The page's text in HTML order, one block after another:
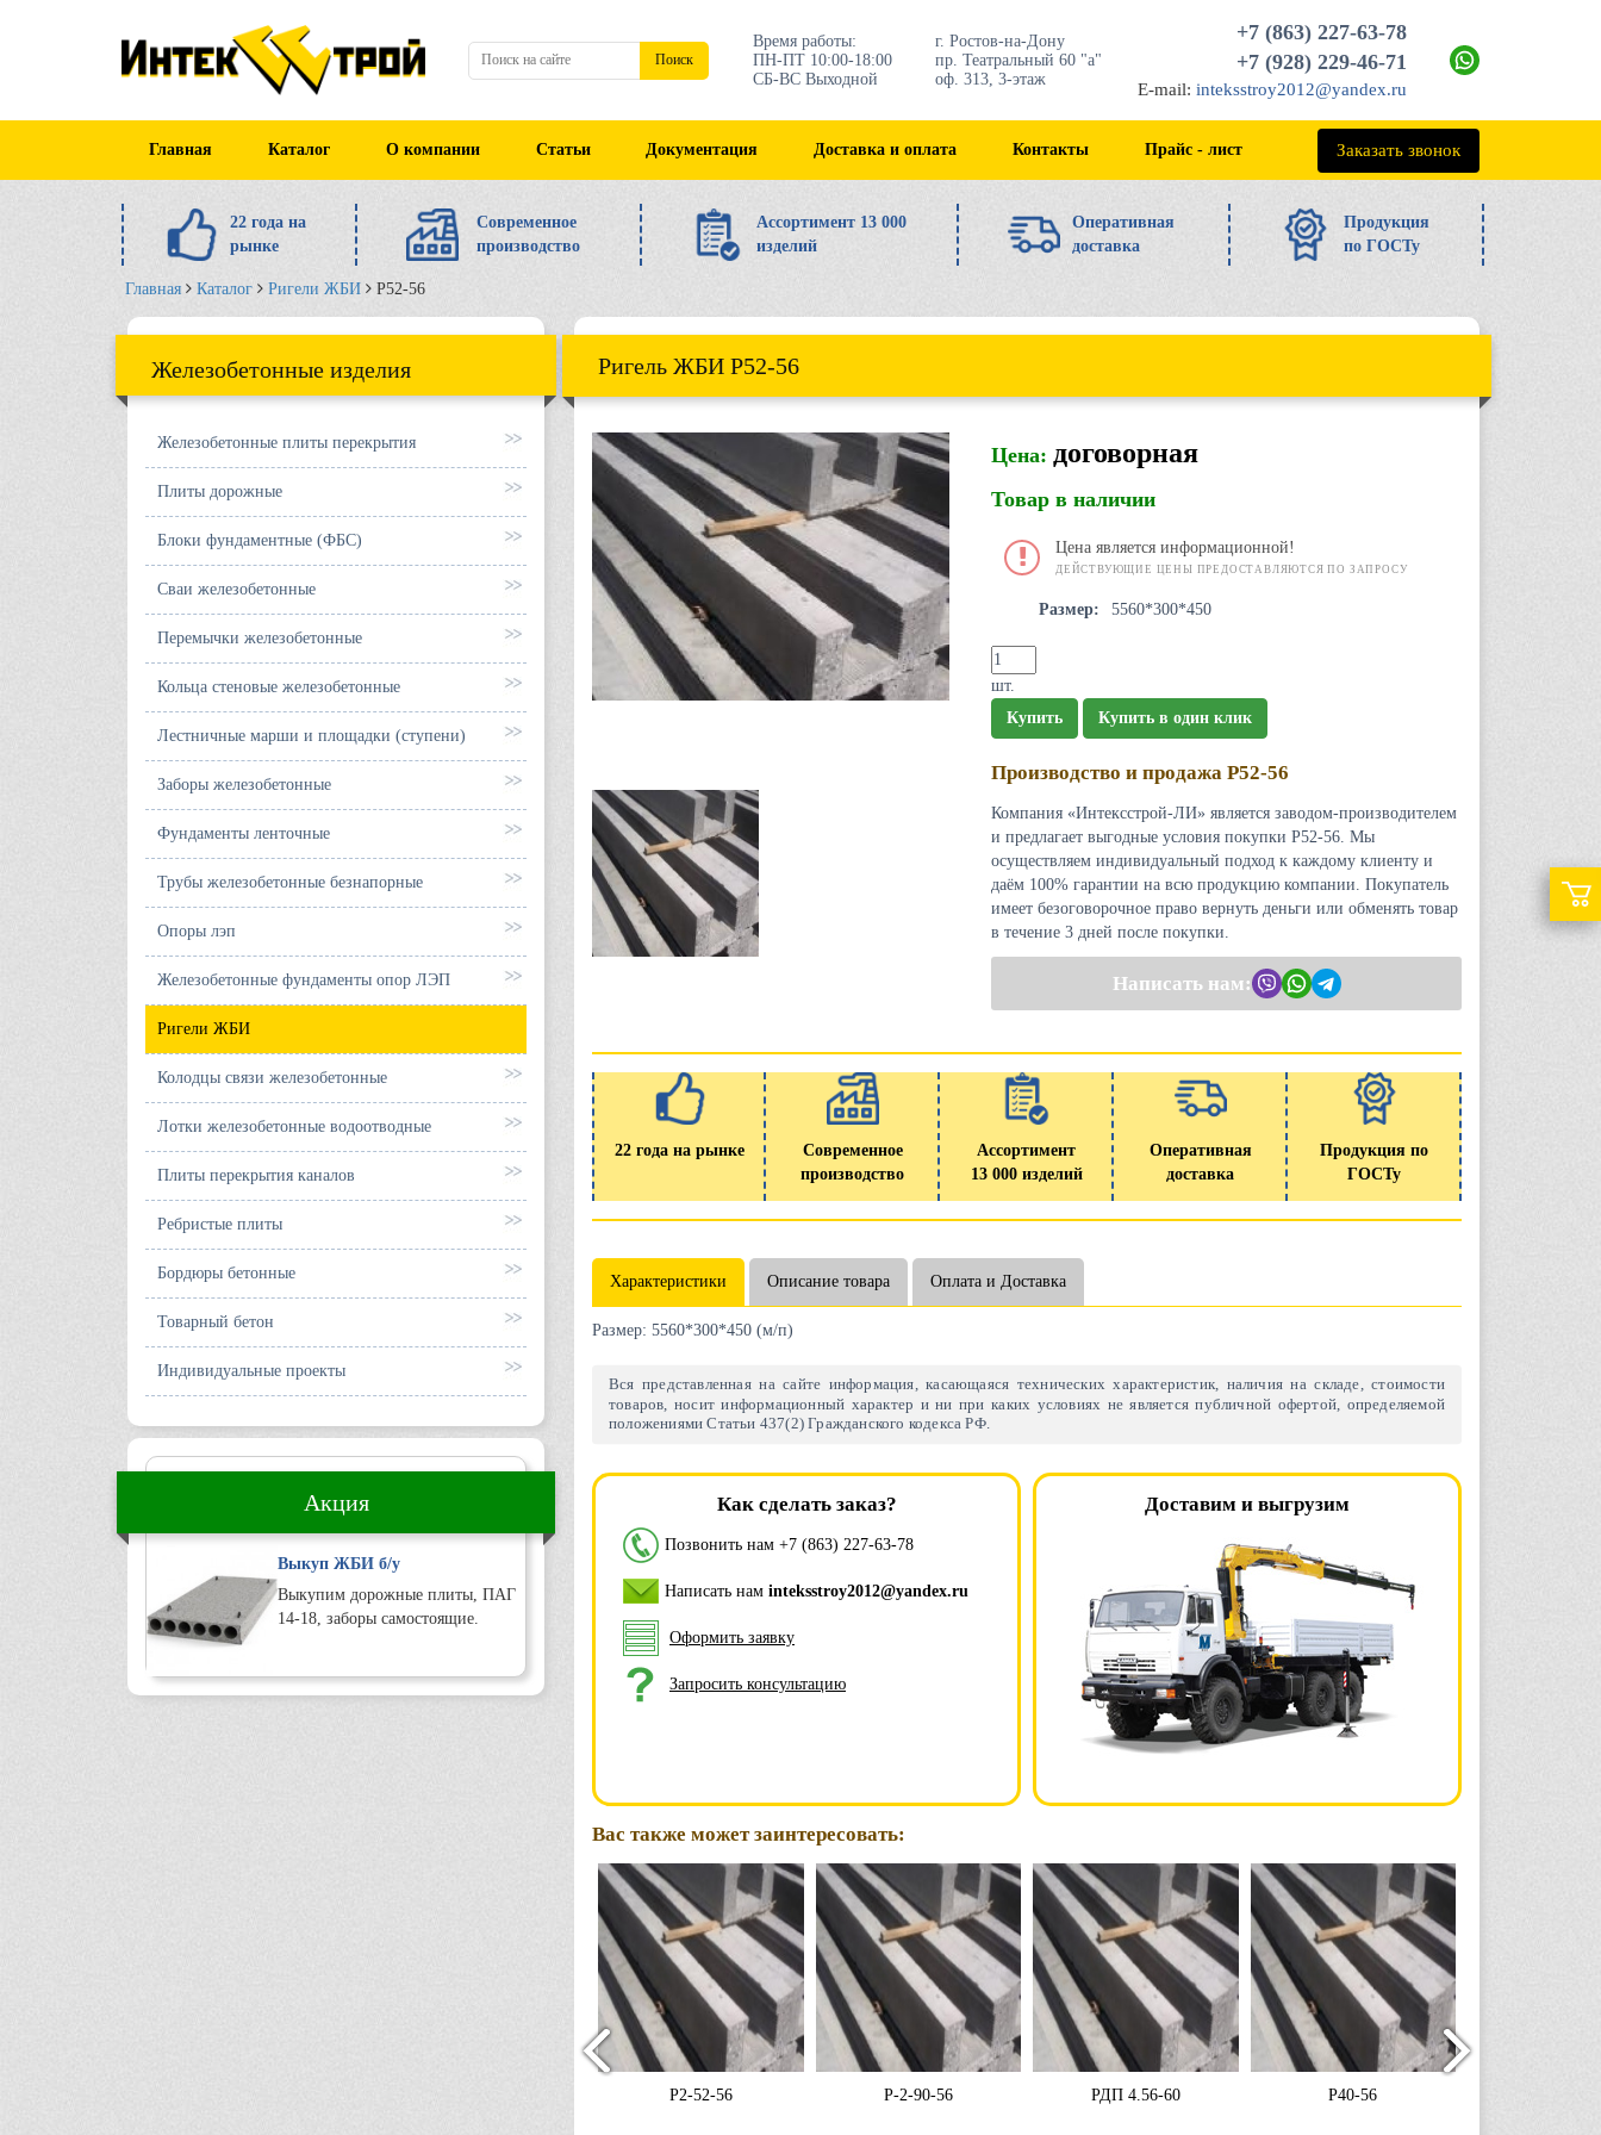
Поиск
Время работы:
ПН-ПТ 10:00-18:00
СБ-ВС Выходной
г. Ростов-на-Дону
пр. Театральный 60 "а"
оф. 313, 3-этаж
+7 (863) 227-63-78
+7 (928) 229-46-71
E-mail: inteksstroy2012@yandex.ru
Главная Каталог О компании Статьи Документация Доставка и оплата Контакты Прайс - лист +7 (863) 227-63-78
Заказать звонок
22 года на
рынке
Современное
производство
Ассортимент 13 000
изделий
Оперативная
доставка
Продукция
по ГОСТу
Главная Каталог Ригели ЖБИ Р52-56
Железобетонные изделия
Железобетонные плиты перекрытия
Плиты дорожные
Блоки фундаментные (ФБС)
Сваи железобетонные
Перемычки железобетонные
Кольца стеновые железобетонные
Лестничные марши и площадки (ступени)
Заборы железобетонные
Фундаменты ленточные
Трубы железобетонные безнапорные
Опоры лэп
Железобетонные фундаменты опор ЛЭП
Ригели ЖБИ
Колодцы связи железобетонные
Лотки железобетонные водоотводные
Плиты перекрытия каналов
Ребристые плиты
Бордюры бетонные
Товарный бетон
Индивидуальные проекты
Акция
Выкуп ЖБИ б/у
Выкупим дорожные плиты, ПАГ
14-18, заборы самостоящие.
Ригель ЖБИ Р52-56
Цена: договорная
Товар в наличии
Цена является информационной!
ДЕЙСТВУЮЩИЕ ЦЕНЫ ПРЕДОСТАВЛЯЮТСЯ ПО ЗАПРОСУ
Размер: 5560*300*450
шт.
Купить
Купить в один клик
Производство и продажа Р52-56
Компания «Интексстрой-ЛИ» является заводом-производителем
и предлагает выгодные условия покупки Р52-56. Мы
осуществляем индивидуальный подход к каждому клиенту и
даём 100% гарантии на всю продукцию компании. Покупатель
имеет безоговорочное право вернуть деньги или обменять товар
в течение 3 дней после покупки.
Написать нам:
22 года на рынке
Современное
производство
Ассортимент
13 000 изделий
Оперативная
доставка
Продукция по
ГОСТу
Характеристики Описание товара Оплата и Доставка
Размер: 5560*300*450 (м/п)
Вся представленная на сайте информация, касающаяся технических характеристик, наличия на складе, стоимости
товаров, носит информационный характер и ни при каких условиях не является публичной офертой, определяемой
положениями Статьи 437(2) Гражданского кодекса РФ.
Как сделать заказ?
Позвонить нам +7 (863) 227-63-78
Написать нам inteksstroy2012@yandex.ru
Оформить заявку
Запросить консультацию
Доставим и выгрузим
Вас также может заинтересовать:
Р2-52-56 Р-2-90-56 РДП 4.56-60 Р40-56